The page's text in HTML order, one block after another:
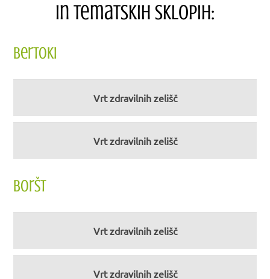
in tematskih sklopih:
Bertoki
Vrt zdravilnih zelišč
Vrt zdravilnih zelišč
Boršt
Vrt zdravilnih zelišč
Vrt zdravilnih zelišč